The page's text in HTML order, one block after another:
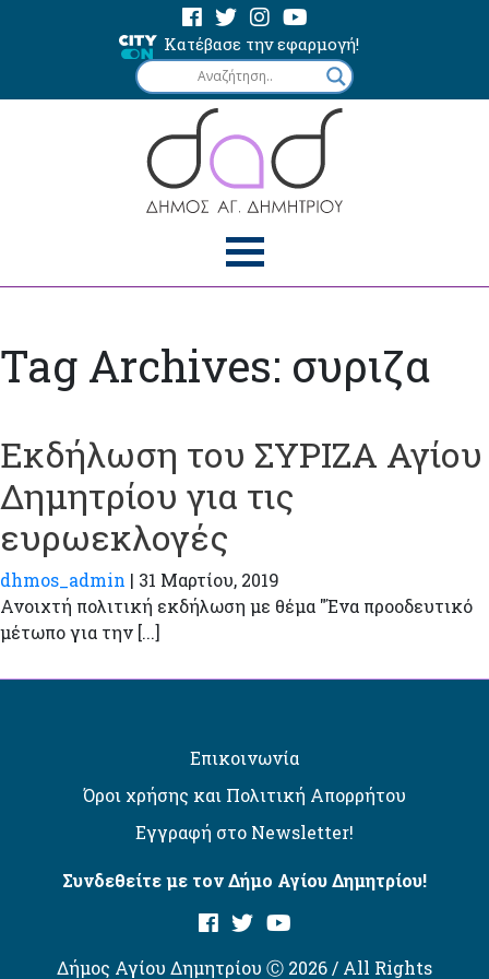
Κατέβασε την εφαρμογή!
Tag Archives: συριζα
Εκδήλωση του ΣΥΡΙΖΑ Αγίου
Δημητρίου για τις
ευρωεκλογές
dhmos_admin | 31 Μαρτίου, 2019
Ανοιχτή πολιτική εκδήλωση με θέμα "Ένα προοδευτικό
μέτωπο για την [...]
Επικοινωνία
Όροι χρήσης και Πολιτική Απορρήτου
Εγγραφή στο Newsletter!
Συνδεθείτε με τον Δήμο Αγίου Δημητρίου!
Δήμος Αγίου Δημητρίου Ⓒ 2026 / All Rights